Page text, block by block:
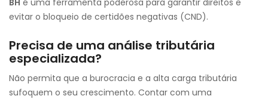
BH é uma ferramenta poderosa para garantir direitos e
evitar o bloqueio de certidões negativas (CND).
Precisa de uma análise tributária
especializada?
Não permita que a burocracia e a alta carga tributária
sufoquem o seu crescimento. Contar com uma